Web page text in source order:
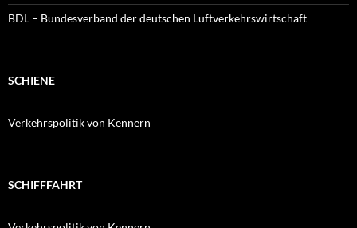
BDL – Bundesverband der deutschen Luftverkehrswirtschaft
SCHIENE
Verkehrspolitik von Kennern
SCHIFFFAHRT